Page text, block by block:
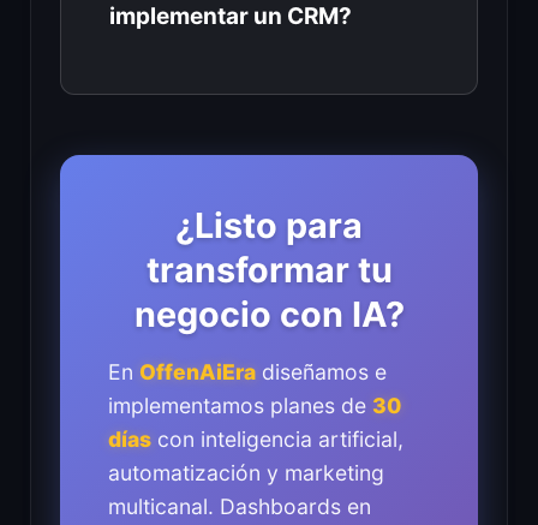
implementar un CRM?
¿Listo para
transformar tu
negocio con IA?
En OffenAiEra diseñamos e
implementamos planes de 30
días con inteligencia artificial,
automatización y marketing
multicanal. Dashboards en